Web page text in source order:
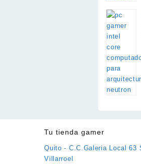
Tu tienda gamer
Quito - C.C.Galeria Local 63
Villarroel